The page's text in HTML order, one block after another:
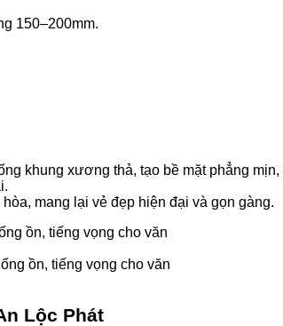
150–200mm.
khung xương thả, tạo bề mặt phẳng mịn,
mang lại vẻ đẹp hiện đại và gọn gàng.
ồn, tiếng vọng cho văn
Lộc Phát